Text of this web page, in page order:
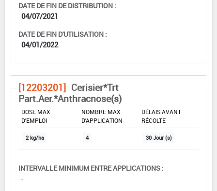
DATE DE FIN DE DISTRIBUTION :
04/07/2021
DATE DE FIN D'UTILISATION :
04/01/2022
[12203201] Cerisier*Trt
Part.Aer.*Anthracnose(s)
DOSE MAX
D'EMPLOI
NOMBRE MAX
D'APPLICATION
DÉLAIS AVANT
RÉCOLTE
2 kg/ha 4 30 Jour (s)
INTERVALLE MINIMUM ENTRE APPLICATIONS :
-